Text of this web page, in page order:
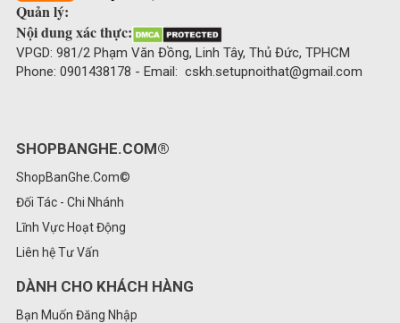
Quản lý:
Nội dung xác thực:
VPGD: 981/2 Phạm Văn Đồng, Linh Tây, Thủ Đức, TPHCM
Phone: 0901438178 - Email: cskh.setupnoithat@gmail.com
SHOPBANGHE.COM®
ShopBanGhe.Com©
Đối Tác - Chi Nhánh
Lĩnh Vực Hoạt Động
Liên hệ Tư Vấn
DÀNH CHO KHÁCH HÀNG
Bạn Muốn Đăng Nhập